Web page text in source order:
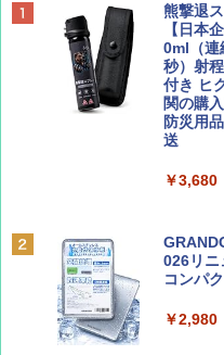
BE-
SOTO
￥1,500
ディズ
山と溪
￥1,540
D40 地
力的な
￥2,079
地球の
￥2,695
A09 地
[キャン
プテン
ッとサ
ッシュ
&ハイキ
￥6,830
PYKES
ーチ ピ
易 トイ
熊撃退
【日本
0ml（連
秒）射
付き ヒ
関の購
防災用
送
￥3,680
026リニ
コンパ
￥2,980